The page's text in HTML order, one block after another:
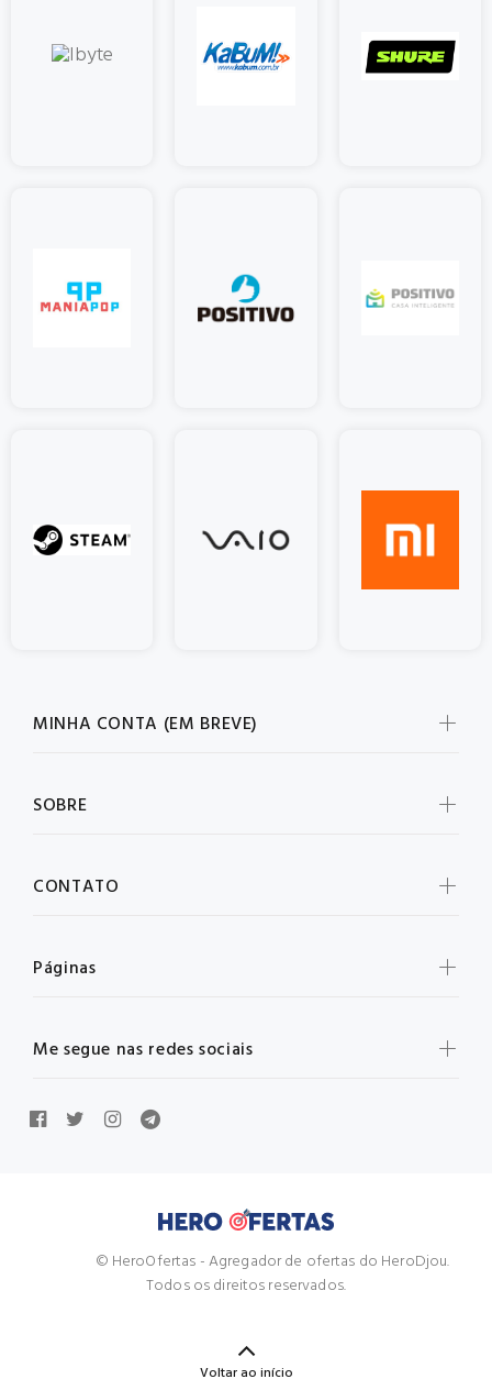
Me segue nas redes sociais
MINHA CONTA (EM BREVE)
SOBRE
CONTATO
Páginas
© HeroOfertas - Agregador de ofertas do HeroDjou.
Todos os direitos reservados.
Voltar ao início